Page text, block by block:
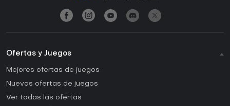
Ofertas y Juegos
Mejores ofertas de juegos
Nuevas ofertas de juegos
Ver todas las ofertas